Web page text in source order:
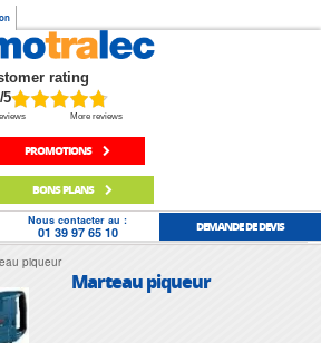
rating
/5
More reviews
PROMOTIONS
BONS PLANS
Nous contacter au :
01 39 97 65 10 DEMANDE DE DEVIS
piqueur
Marteau piqueur